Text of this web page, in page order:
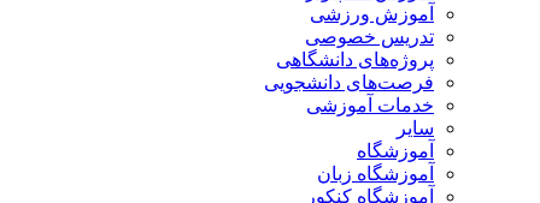
آموزش ورزشی
تدریس خصوصی
پروژه‌های دانشگاهی
فرصت‌های دانشجویی
خدمات آموزشی
سایر
آموزشگاه
آموزشگاه زبان
آموزشگاه کنکور